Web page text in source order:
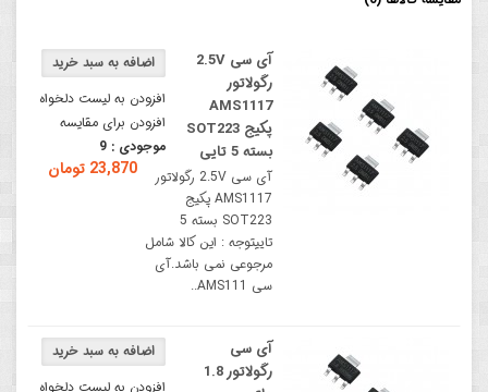
افزودن به لیست دلخواه
افزودن برای مقایسه
موجودی : 9
23,870 تومان
آی سی 2.5V
رگولاتور
AMS1117
پکیج SOT223
بسته 5 تایی
آی سی 2.5V رگولاتور
AMS1117 پکیج
SOT223 بسته 5
تاییتوجه : این کالا شامل
مرجوعی نمی باشد.آی
سی AMS111..
افزودن به لیست دلخواه
آی سی
رگولاتور 1.8